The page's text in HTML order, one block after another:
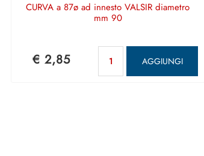
CURVA a 87ø ad innesto VALSIR diametro
mm 90
€ 2,85 AGGIUNGI